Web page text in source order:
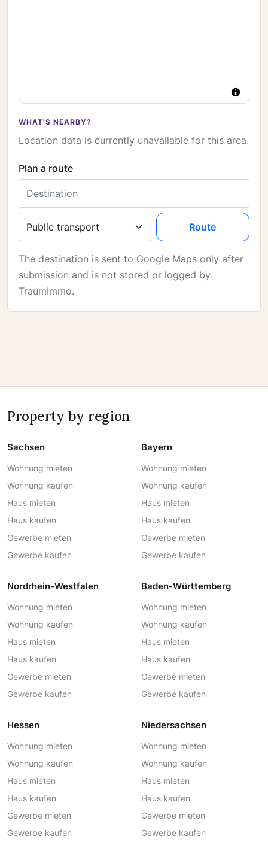
WHAT'S NEARBY?
Location data is currently unavailable for this area.
Plan a route
Route
The destination is sent to Google Maps only after
submission and is not stored or logged by
TraumImmo.
Property by region
Sachsen
Wohnung mieten
Wohnung kaufen
Haus mieten
Haus kaufen
Gewerbe mieten
Gewerbe kaufen
Bayern
Wohnung mieten
Wohnung kaufen
Haus mieten
Haus kaufen
Gewerbe mieten
Gewerbe kaufen
Nordrhein-Westfalen
Wohnung mieten
Wohnung kaufen
Haus mieten
Haus kaufen
Gewerbe mieten
Gewerbe kaufen
Baden-Württemberg
Wohnung mieten
Wohnung kaufen
Haus mieten
Haus kaufen
Gewerbe mieten
Gewerbe kaufen
Hessen
Wohnung mieten
Wohnung kaufen
Haus mieten
Haus kaufen
Gewerbe mieten
Gewerbe kaufen
Niedersachsen
Wohnung mieten
Wohnung kaufen
Haus mieten
Haus kaufen
Gewerbe mieten
Gewerbe kaufen